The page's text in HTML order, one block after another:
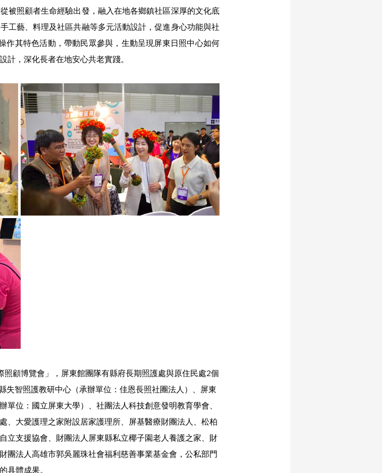
被照顧者生命經驗出發，融入在地各鄉鎮社區深厚的文化底
工藝、料理及社區共融等多元活動設計，促進身心功能與社
作其特色活動，帶動民眾參與，生動呈現屏東日照中心如何
計，深化長者在地安心共老實踐。
照顧博覽會」，屏東館團隊有縣府長期照護處與原住民處2個
失智照護教研中心（承辦單位：佳恩長照社團法人）、屏東
位：國立屏東大學）、社團法人科技創意發明教育學會、
、大愛護理之家附設居家護理所、屏基醫療財團法人、松柏
立支援協會、財團法人屏東縣私立椰子園老人養護之家、財
團法人高雄市郭吳麗珠社會福利慈善事業基金會，公私部門
具體成果。